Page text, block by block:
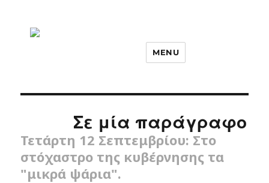
MENU
Σε μία παράγραφο
Τετάρτη 12 Σεπτεμβρίου: Στο
στόχαστρο της κυβέρνησης τα
"μικρά ψάρια".